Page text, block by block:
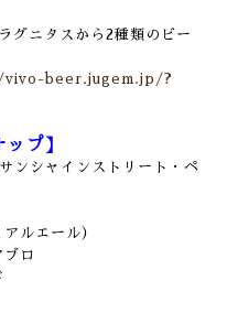
グニタスから2種類のビー
beer.jugem.jp/?
プ】
ンシャインストリート・ペ
ルエール）
ロ